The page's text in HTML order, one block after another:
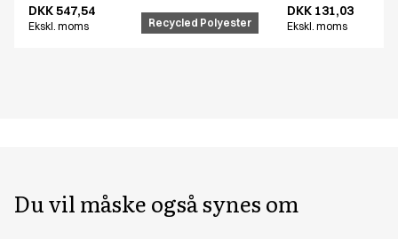
Recycled Polyester
DKK 547,54
Ekskl. moms
DKK 131,03
Ekskl. moms
Du vil måske også synes om